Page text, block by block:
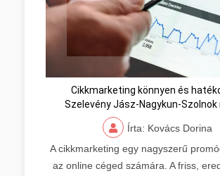
Cikkmarketing könnyen és
Szelevény Jász-Nagykun-Szolnok
Írta: Kovács Dorina
A cikkmarketing egy nagyszerű
az online céged számára. A friss,